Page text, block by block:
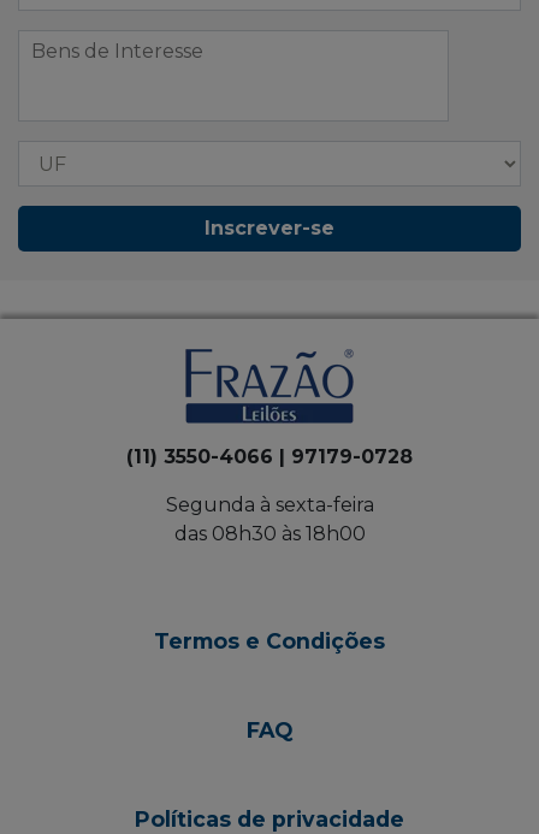
Inscrever-se
(11) 3550-4066 | 97179-0728
Segunda à sexta-feira
das 08h30 às 18h00
Termos e Condições
FAQ
Políticas de privacidade